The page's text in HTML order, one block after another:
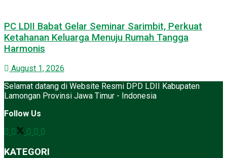
PC LDII Babat Gelar Seminar Sarimbit, Perkuat
Ketahanan Keluarga Menuju Rumah Tangga
Harmonis
August 1, 2026
Selamat datang di Website Resmi DPD LDII Kabupaten
Lamongan Provinsi Jawa Timur - Indonesia
Follow Us
KATEGORI